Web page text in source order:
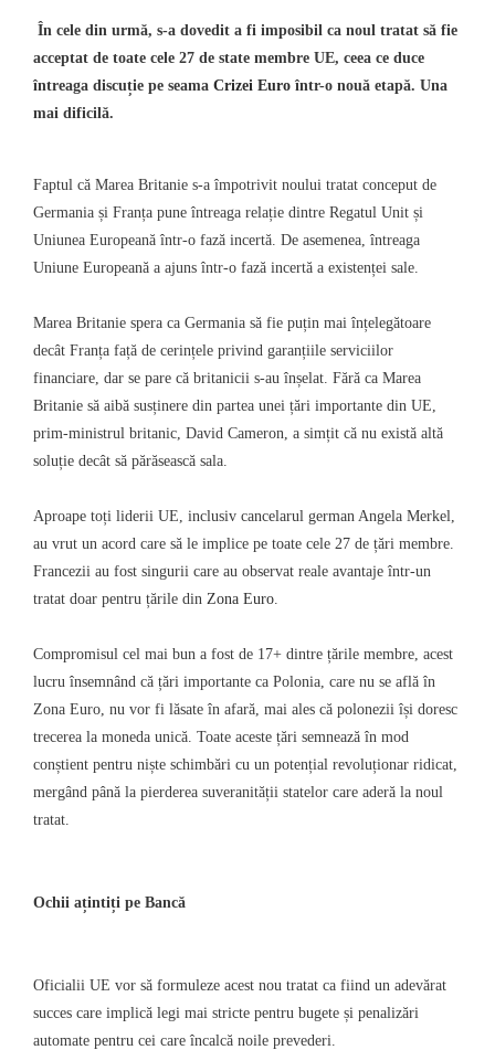
În cele din urmă, s-a dovedit a fi imposibil ca noul tratat să fie
acceptat de toate cele 27 de state membre UE, ceea ce duce
întreaga discuție pe seama Crizei Euro într-o nouă etapă. Una
mai dificilă.
Faptul că Marea Britanie s-a împotrivit noului tratat conceput de
Germania și Franța pune întreaga relație dintre Regatul Unit și
Uniunea Europeană într-o fază incertă. De asemenea, întreaga
Uniune Europeană a ajuns într-o fază incertă a existenței sale.
Marea Britanie spera ca Germania să fie puțin mai înțelegătoare
decât Franța față de cerințele privind garanțiile serviciilor
financiare, dar se pare că britanicii s-au înșelat. Fără ca Marea
Britanie să aibă susținere din partea unei țări importante din UE,
prim-ministrul britanic, David Cameron, a simțit că nu există altă
soluție decât să părăsească sala.
Aproape toți liderii UE, inclusiv cancelarul german Angela Merkel,
au vrut un acord care să le implice pe toate cele 27 de țări membre.
Francezii au fost singurii care au observat reale avantaje într-un
tratat doar pentru țările din Zona Euro
Compromisul cel mai bun a fost de 17+ dintre țările membre, acest
lucru însemnând că țări importante ca Polonia, care nu se află în
Zona Euro, nu vor fi lăsate în afară, mai ales că polonezii își doresc
trecerea la moneda unică. Toate aceste țări semnează în mod
conștient pentru niște schimbări cu un potențial revoluționar ridicat,
mergând până la pierderea suveranității statelor care aderă la noul
tratat.
Ochii ațintiți pe Bancă
Oficialii UE vor să formuleze acest nou tratat ca fiind un adevărat
succes care implică legi mai stricte pentru bugete și penalizări
automate pentru cei care încalcă noile prevederi.